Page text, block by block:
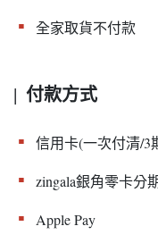
▪︎ 全家取貨不付款
| 付款方式
▪︎ 信用卡(一次付清/3
▪︎ zingala銀角零卡分
▪︎ Apple Pay